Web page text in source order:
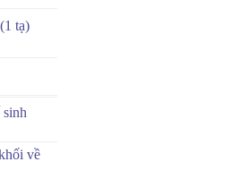
tạ)
về